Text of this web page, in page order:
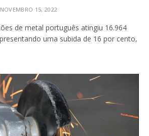
NOVEMBRO 15, 2022
de metal português atingiu 16.964
uma subida de 16 por cento,